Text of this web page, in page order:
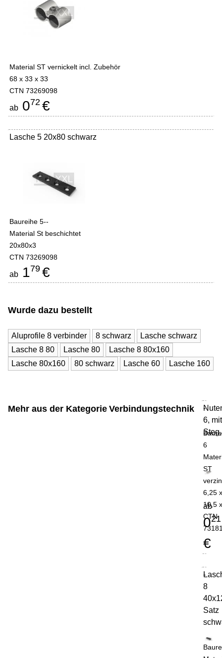
Material ST vernickelt incl. Zubehör
68 x 33 x 33
CTN 73269098
ab 072 €
Lasche 5 20x80 schwarz
Baureihe 5--
Material St beschichtet
20x80x3
CTN 73269098
ab 179 €
Wurde dazu bestellt
Aluprofile 8 verbinder 8 schwarz
Lasche schwarz
Lasche 8 80
Lasche 80
Lasche 8 80x160
Lasche 80x160
80 schwarz Lasche 60 Lasche 160
Mehr aus der Kategorie Verbindungstechnik
6, mit
-
6
ST
6,25
10,5
CTN
ab
021
€
8
Satz
-